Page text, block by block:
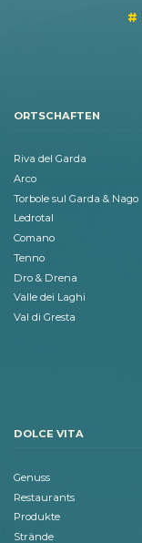
ORTSCHAFTEN
Riva del Garda
Arco
Torbole sul Garda & Nago
Ledrotal
Comano
Tenno
Dro & Drena
Valle dei Laghi
Val di Gresta
DOLCE VITA
Genuss
Restaurants
Produkte
Strände